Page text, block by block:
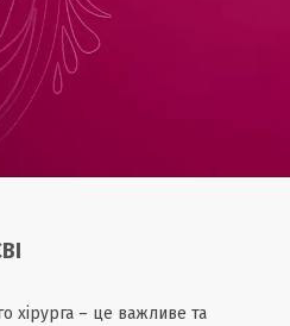
хірурга – це важливе та